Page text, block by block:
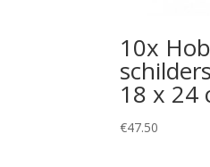
10x
18 x 24
€47.50